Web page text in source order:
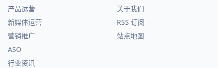
产品运营
新媒体运营
营销推广
ASO
行业资讯
关于我们
RSS 订阅
站点地图